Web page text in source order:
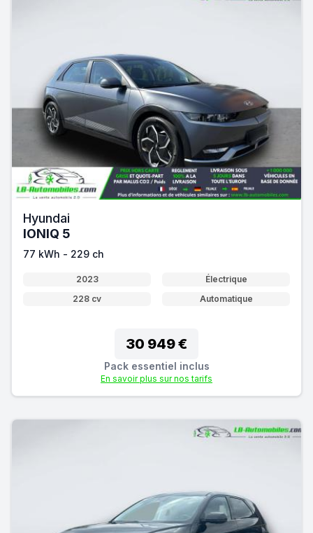
Hyundai
IONIQ 5
77 kWh - 229 ch
2023
Électrique
228 cv
Automatique
30 949 €
Pack essentiel inclus
En savoir plus sur nos tarifs